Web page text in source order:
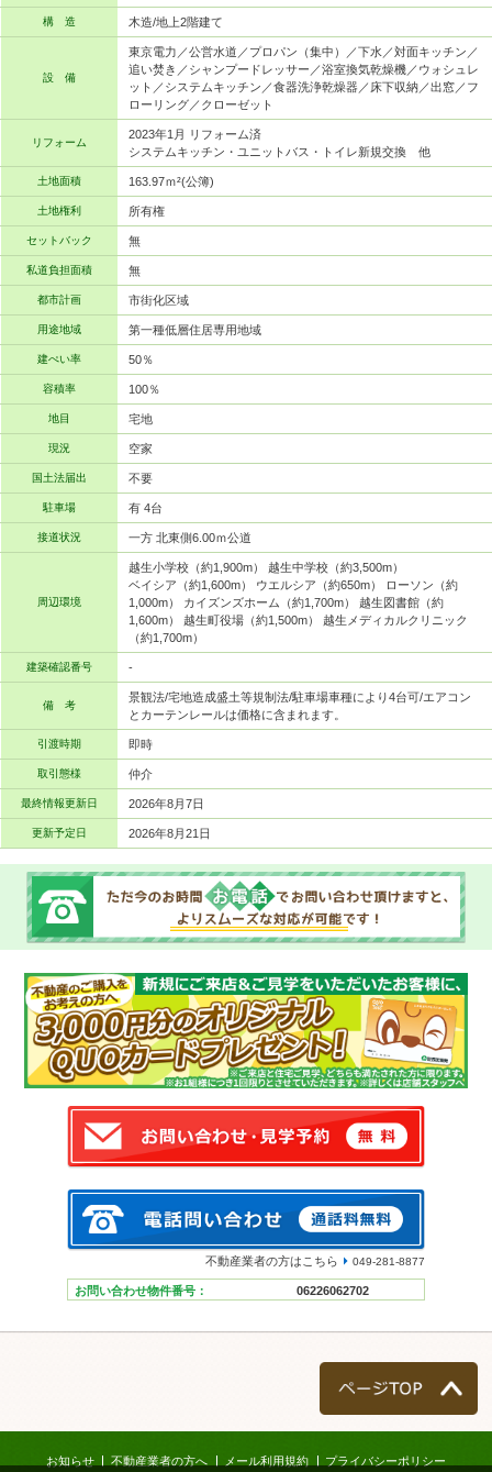
構 造 木造/地上2階建て
設 備
東京電力／公営水道／プロパン（集中）／下水／対面キッチン／
追い焚き／シャンプードレッサー／浴室換気乾燥機／ウォシュレ
ット／システムキッチン／食器洗浄乾燥器／床下収納／出窓／フ
ローリング／クローゼット
リフォーム
2023年1月 リフォーム済
システムキッチン・ユニットバス・トイレ新規交換 他
土地面積 163.97ｍ²(公簿)
土地権利 所有権
セットバック 無
私道負担面積 無
都市計画 市街化区域
用途地域 第一種低層住居専用地域
建ぺい率 50％
容積率 100％
地目 宅地
現況 空家
国土法届出 不要
駐車場 有 4台
接道状況 一方 北東側6.00ｍ公道
周辺環境
越生小学校（約1,900m） 越生中学校（約3,500m）
ベイシア（約1,600m） ウエルシア（約650m） ローソン（約
1,000m） カイズンズホーム（約1,700m） 越生図書館（約
1,600m） 越生町役場（約1,500m） 越生メディカルクリニック
（約1,700m）
建築確認番号 -
備 考
景観法/宅地造成盛土等規制法/駐車場車種により4台可/エアコン
とカーテンレールは価格に含まれます。
引渡時期 即時
取引態様 仲介
最終情報更新日 2026年8月7日
更新予定日 2026年8月21日
不動産業者の方はこちら 049-281-8877
お問い合わせ物件番号： 06226062702
お知らせ 不動産業者の方へ メール利用規約 プライバシーポリシー